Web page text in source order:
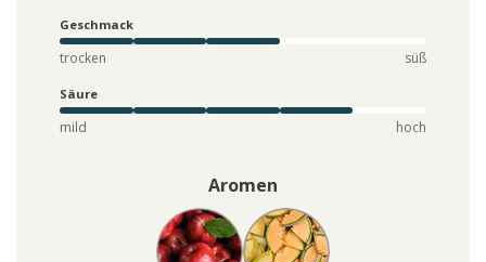
Geschmack
trocken süß
Säure
mild hoch
Aromen